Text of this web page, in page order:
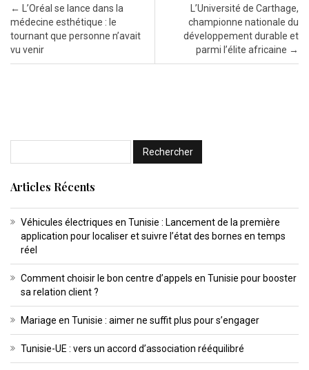
Post navigation
← L’Oréal se lance dans la
médecine esthétique : le
tournant que personne n’avait
vu venir
L’Université de Carthage,
championne nationale du
développement durable et
parmi l’élite africaine →
Articles Récents
Véhicules électriques en Tunisie : Lancement de la première
application pour localiser et suivre l’état des bornes en temps
réel
Comment choisir le bon centre d’appels en Tunisie pour booster
sa relation client ?
Mariage en Tunisie : aimer ne suffit plus pour s’engager
Tunisie-UE : vers un accord d’association rééquilibré